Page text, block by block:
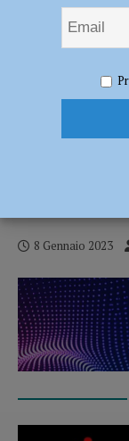
amaro per il
“Momento difficile”
Inizio anno
8 Gennaio 2023